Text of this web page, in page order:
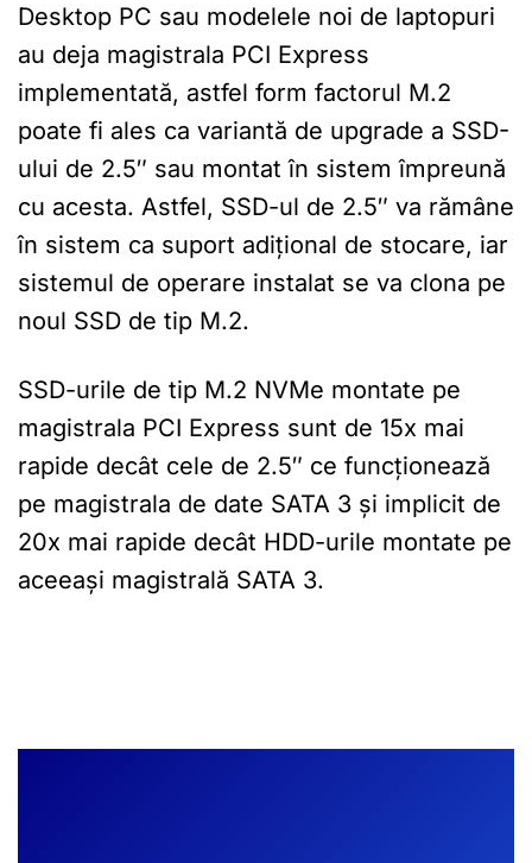
Desktop PC sau modelele noi de laptopuri
au deja magistrala PCI Express
implementată, astfel form factorul M.2
poate fi ales ca variantă de upgrade a SSD-
ului de 2.5″ sau montat în sistem împreună
cu acesta. Astfel, SSD-ul de 2.5″ va rămâne
în sistem ca suport adițional de stocare, iar
sistemul de operare instalat se va clona pe
noul SSD de tip M.2.
SSD-urile de tip M.2 NVMe montate pe
magistrala PCI Express sunt de 15x mai
rapide decât cele de 2.5″ ce funcționează
pe magistrala de date SATA 3 și implicit de
20x mai rapide decât HDD-urile montate pe
aceeași magistrală SATA 3.